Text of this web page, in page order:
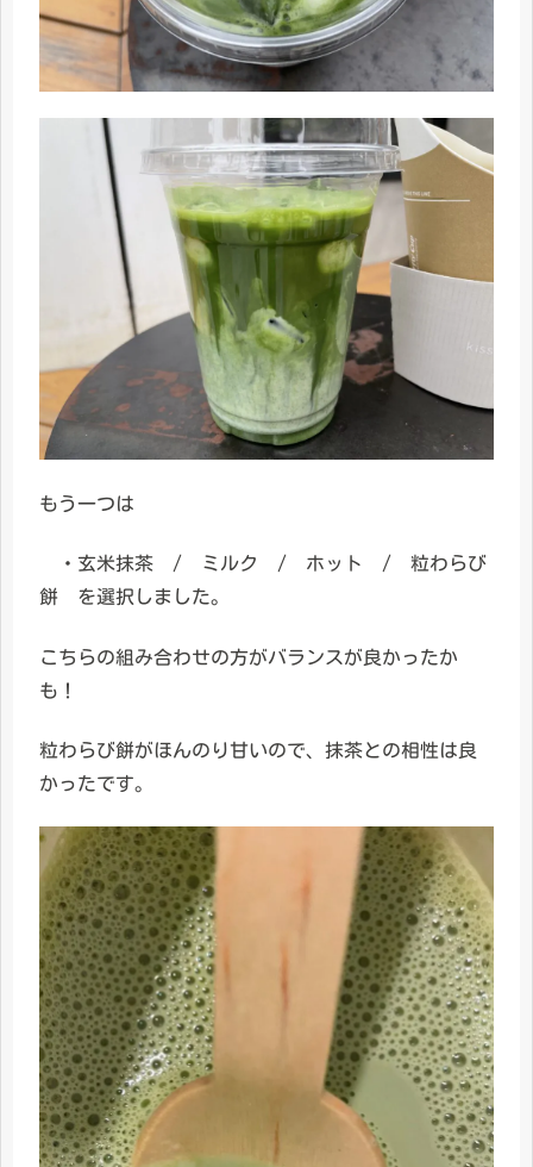
もう一つは
・玄米抹茶 / ミルク / ホット / 粒わらび
餅 を選択しました。
こちらの組み合わせの方がバランスが良かったか
も！
粒わらび餅がほんのり甘いので、抹茶との相性は良
かったです。